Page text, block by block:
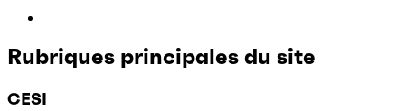
Rubriques principales du site
CESI